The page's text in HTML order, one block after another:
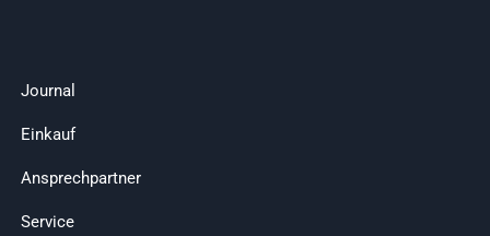
Journal
Einkauf
Ansprechpartner
Service